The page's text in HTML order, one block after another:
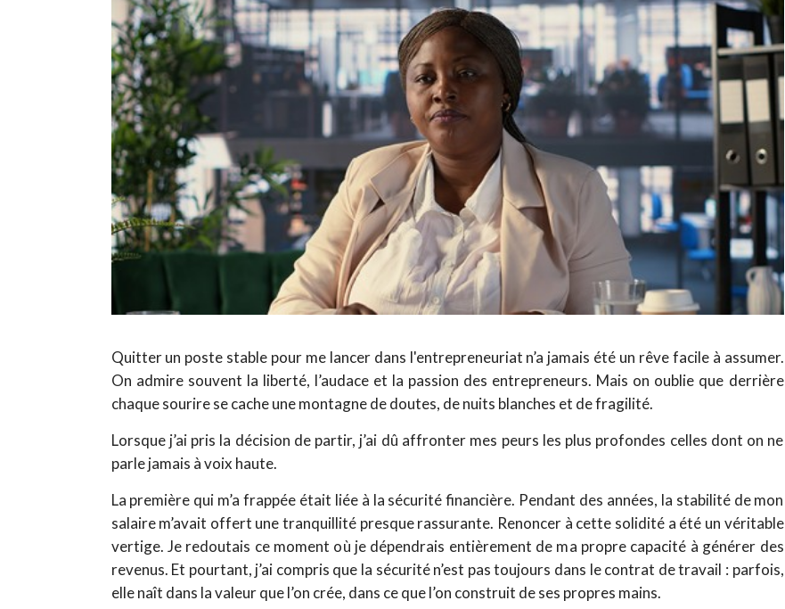
Quitter un poste stable pour me lancer dans l'entrepreneuriat n’a jamais été un rêve facile à assumer.
On admire souvent la liberté, l’audace et la passion des entrepreneurs. Mais on oublie que derrière
chaque sourire se cache une montagne de doutes, de nuits blanches et de fragilité.
Lorsque j’ai pris la décision de partir, j’ai dû affronter mes peurs les plus profondes celles dont on ne
parle jamais à voix haute.
La première qui m’a frappée était liée à la sécurité financière. Pendant des années, la stabilité de mon
salaire m’avait offert une tranquillité presque rassurante. Renoncer à cette solidité a été un véritable
vertige. Je redoutais ce moment où je dépendrais entièrement de ma propre capacité à générer des
revenus. Et pourtant, j’ai compris que la sécurité n’est pas toujours dans le contrat de travail : parfois,
elle naît dans la valeur que l’on crée, dans ce que l’on construit de ses propres mains.